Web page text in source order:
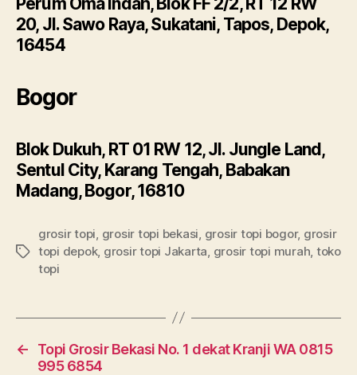
20, Jl. Sawo Raya, Sukatani, Tapos, Depok,
16454
Bogor
Blok Dukuh, RT 01 RW 12, Jl. Jungle Land,
Sentul City, Karang Tengah, Babakan
Madang, Bogor, 16810
Tags
grosir topi grosir topi bekasi grosir topi bogor, grosir
topi depok, grosir topi Jakarta grosir topi murah toko
topi
←
Topi Grosir Bekasi No. 1 dekat Kranji WA 0815
995 6854